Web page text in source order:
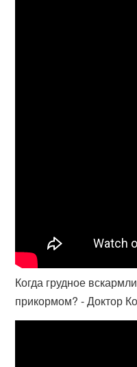
Когда грудное
прикормом? - Доктор